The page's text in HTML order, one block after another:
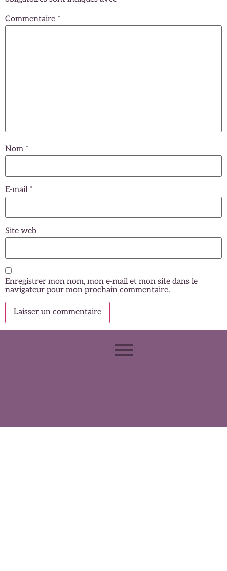
Commentaire *
Nom *
E-mail *
Site web
Enregistrer mon nom, mon e-mail et mon site dans le
navigateur pour mon prochain commentaire.